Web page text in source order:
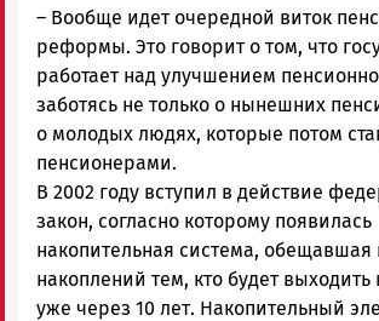
– Вообще идет очередной виток
реформы. Это говорит о том, что
работает над улучшением
заботясь не только о нынешних
о молодых людях, которые потом
пенсионерами.
В 2002 году вступил в действие
закон, согласно которому появилась
накопительная система, обещавшая
накоплений тем, кто будет
уже через 10 лет. Накопительный